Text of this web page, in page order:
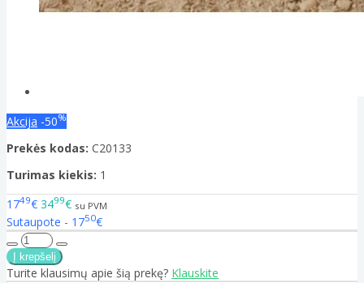
Akcija -50%
Prekės kodas: C20133
Turimas kiekis: 1
1749€ 3499€ su PVM
Sutaupote - 1750€
Turite klausimų apie šią prekę? Klauskite